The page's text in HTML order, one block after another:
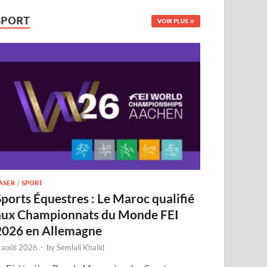
VOIR PLUS
/SPORT
Équestres : Le Maroc qualifié
Championnats du Monde FEI
en Allemagne
2026 - bySemlali Khalid